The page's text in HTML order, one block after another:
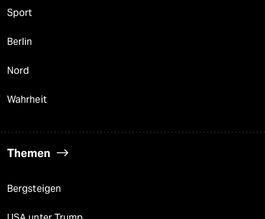
Sport
Berlin
Nord
Wahrheit
Themen
Bergsteigen